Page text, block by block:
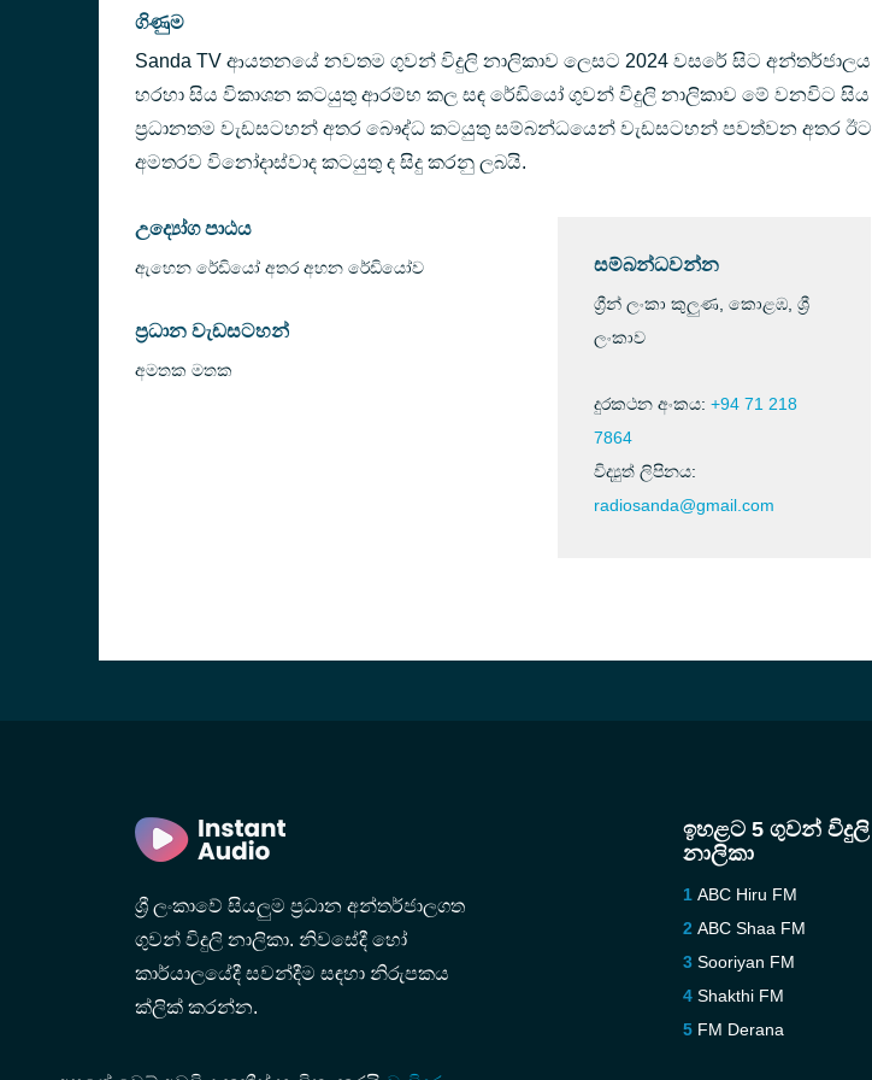
ගිණුම
Sanda TV ආයතනයේ නවතම ගුවන් විදුලි නාලිකාව ලෙසට 2024 වසරේ සිට අන්තර්ජාලය
හරහා සිය විකාශන කටයුතු ආරම්භ කල සඳ රේඩියෝ ගුවන් විදුලි නාලිකාව මේ වනවිට සිය
ප්‍රධානතම වැඩසටහන් අතර බෞද්ධ කටයුතු සම්බන්ධයෙන් වැඩසටහන් පවත්වන අතර ඊට
අමතරව විනෝදාස්වාද කටයුතු ද සිදු කරනු ලබයි.
උද්‍යෝග පාඨය
ඇහෙන රේඩියෝ අතර අහන රේඩියෝව
ප්‍රධාන වැඩසටහන්
අමතක මතක
සම්බන්ධවන්න
ග්‍රීන් ලංකා කුලුණ, කොළඹ, ශ්‍රී
ලංකාව
දුරකථන අංකය: +94 71 218
7864
විද්‍යුත් ලිපිනය:
radiosanda@gmail.com
ශ්‍රී ලංකාවේ සියලුම ප්‍රධාන අන්තර්ජාලගත
ගුවන් විදුලි නාලිකා. නිවසේදී හෝ
කාර්යාලයේදී සවන්දීම සඳහා නිරුපකය
ක්ලික් කරන්න.
ඉහළට 5 ගුවන් විදුලි
නාලිකා
ABC Hiru FM
ABC Shaa FM
Sooriyan FM
Shakthi FM
FM Derana